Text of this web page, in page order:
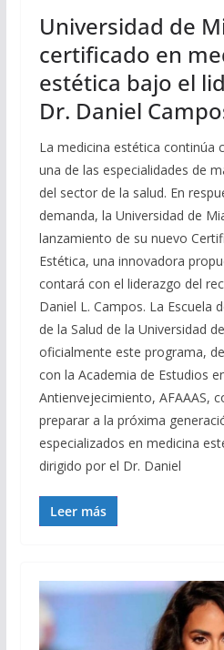
Universidad de
certificado en
estética bajo el
Dr. Daniel
La medicina estética continúa
una de las especialidades de
del sector de la salud. En
demanda, la Universidad de
lanzamiento de su nuevo
Estética, una innovadora
contará con el liderazgo del
Daniel L. Campos. La Escuela
de la Salud de la Universidad
oficialmente este programa,
con la Academia de Estudios
Antienvejecimiento, AFAAAS,
preparar a la próxima
especializados en medicina
dirigido por el Dr. Daniel
Leer más